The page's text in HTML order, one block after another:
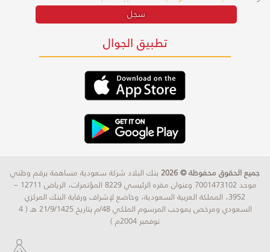
سجل
تطبيق الجوال
جميع الحقوق محفوظة © 2026
بنك البلاد شركة سعودية مساهمة برقم وطني
موحد 7001473102 وعنوان مقره الرئيسي 8229 المؤتمرات، الرياض 12711 –
3952، المملكة العربية السعودية، وخاضع لإشراف ورقابة البنك المركزي
السعودي ومرخص بموجب المرسوم الملكي 48/م بتاريخ 21/9/1425 هـ ( 4
نوفمبر 2004م )